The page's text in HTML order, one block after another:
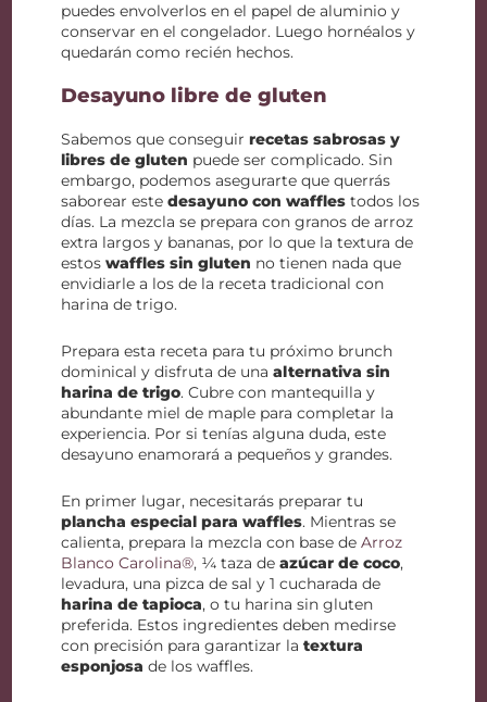
puedes envolverlos en el papel de aluminio y
conservar en el congelador. Luego hornéalos y
quedarán como recién hechos.
Desayuno libre de gluten
Sabemos que conseguirrecetas sabrosas y
libres de gluten puede ser complicado. Sin
embargo, podemos asegurarte que querrás
saborear estedesayuno con waffles todos los
días. La mezcla se prepara con granos de arroz
extra largos y bananas, por lo que la textura de
estoswaffles sin gluten no tienen nada que
envidiarle a los de la receta tradicional con
harina de trigo.
Prepara esta receta para tu próximo brunch
dominical y disfruta de unaalternativa sin
harina de trigo. Cubre con mantequilla y
abundante miel de maple para completar la
experiencia. Por si tenías alguna duda, este
desayuno enamorará a pequeños y grandes.
En primer lugar, necesitarás preparar tu
plancha especial para waffles. Mientras se
calienta, prepara la mezcla con base deArroz
Blanco Carolina®, ¼ taza deazúcar de coco,
levadura, una pizca de sal y 1 cucharada de
harina de tapioca, o tu harina sin gluten
preferida. Estos ingredientes deben medirse
con precisión para garantizar latextura
esponjosa de los waffles.